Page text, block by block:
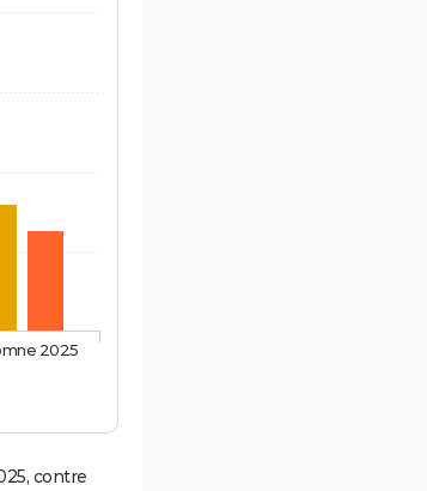
2025
contre